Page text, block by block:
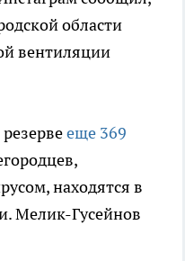
области
вентиляции
еще 369
находятся в
Мелик-Гусейнов